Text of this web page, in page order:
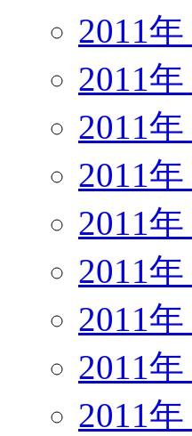
2011年
2011年
2011年
2011年
2011年
2011年
2011年
2011年
2011年